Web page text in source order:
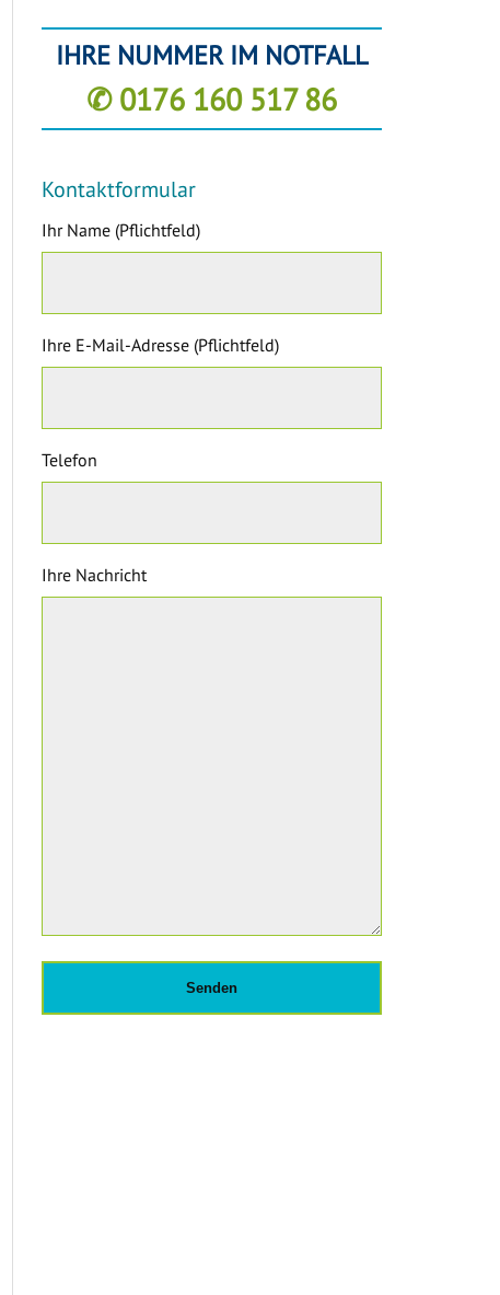
IHRE NUMMER IM NOTFALL
✆ 0176 160 517 86
Kontaktformular
Ihr Name (Pflichtfeld)
Ihre E-Mail-Adresse (Pflichtfeld)
Telefon
Ihre Nachricht